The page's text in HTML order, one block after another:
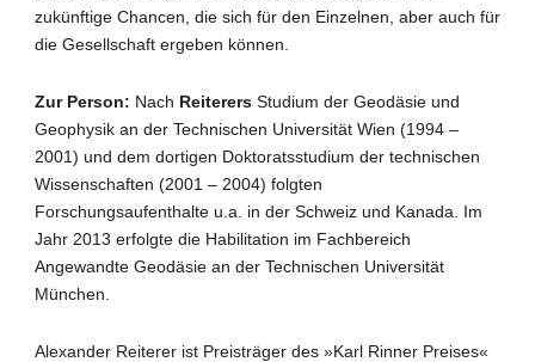
zukünftige Chancen, die sich für den Einzelnen, aber auch für
die Gesellschaft ergeben können.
Zur Person: Nach Reiterers Studium der Geodäsie und
Geophysik an der Technischen Universität Wien (1994 –
2001) und dem dortigen Doktoratsstudium der technischen
Wissenschaften (2001 – 2004) folgten
Forschungsaufenthalte u.a. in der Schweiz und Kanada. Im
Jahr 2013 erfolgte die Habilitation im Fachbereich
Angewandte Geodäsie an der Technischen Universität
München.
Alexander Reiterer ist Preisträger des »Karl Rinner Preises«